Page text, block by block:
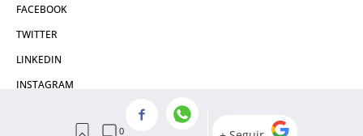
FACEBOOK
TWITTER
LINKEDIN
INSTAGRAM